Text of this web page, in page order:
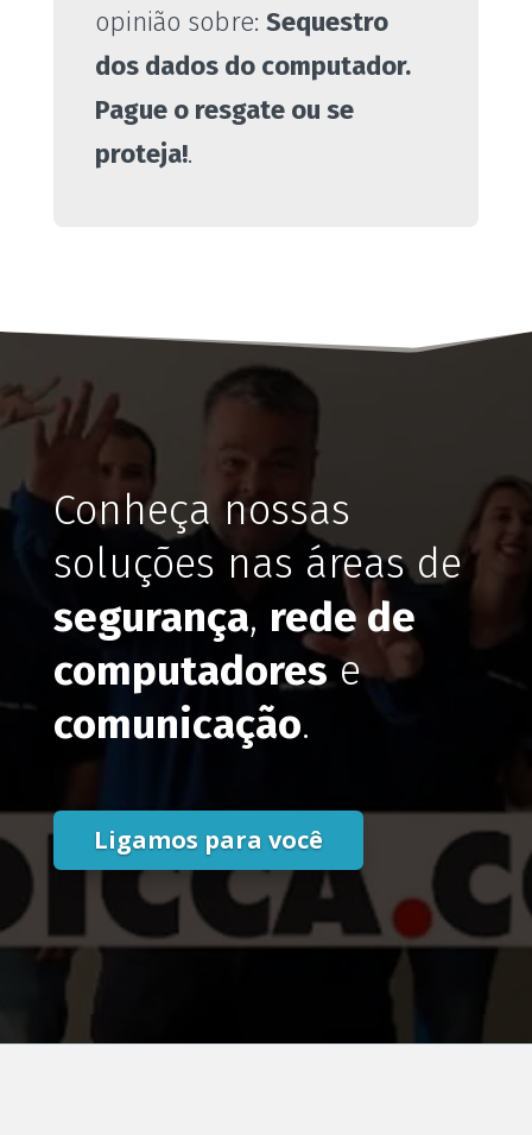
opinião sobre: Sequestro
dos dados do computador.
Pague o resgate ou se
proteja!.
Conheça nossas
soluções nas áreas de
segurança, rede de
computadorese
comunicação.
Ligamos para você